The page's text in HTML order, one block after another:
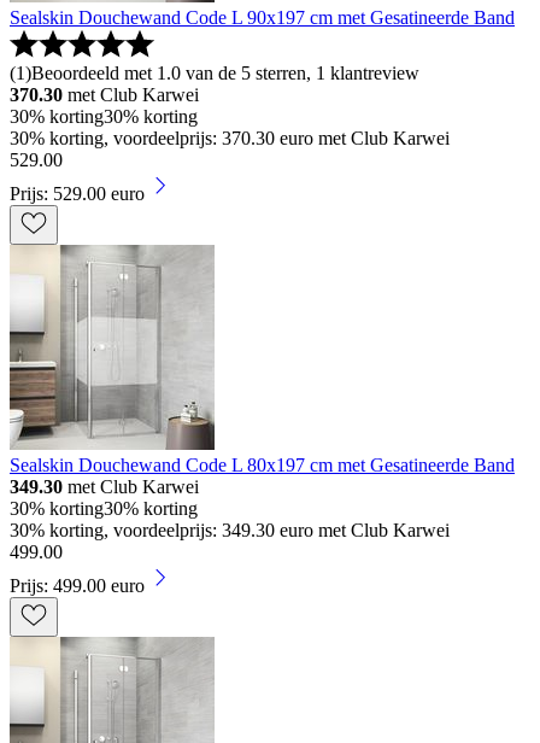
Sealskin Douchewand Code L 90x197 cm met Gesatineerde Band
(1)Beoordeeld met 1.0 van de 5 sterren, 1 klantreview
370.30 met Club Karwei
30% korting30% korting
30% korting, voordeelprijs: 370.30 euro met Club Karwei
529.00
Prijs: 529.00 euro
Sealskin Douchewand Code L 80x197 cm met Gesatineerde Band
349.30 met Club Karwei
30% korting30% korting
30% korting, voordeelprijs: 349.30 euro met Club Karwei
499.00
Prijs: 499.00 euro